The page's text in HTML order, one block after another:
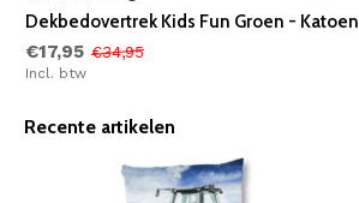
Dekbedovertrek Kids Fun Groen - Katoen
€17,95 €34,95
Incl. btw
Recente artikelen